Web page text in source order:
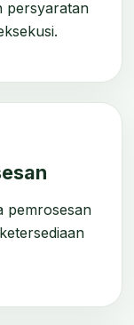
persyaratan
pemrosesan